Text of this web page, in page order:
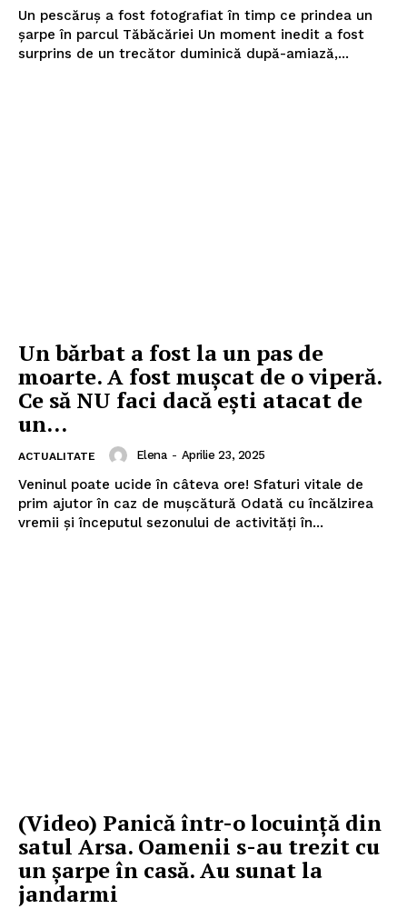
Un pescăruș a fost fotografiat în timp ce prindea un
șarpe în parcul Tăbăcăriei Un moment inedit a fost
surprins de un trecător duminică după-amiază,...
Un bărbat a fost la un pas de
moarte. A fost mușcat de o viperă.
Ce să NU faci dacă ești atacat de
un...
ACTUALITATE Elena - Aprilie 23, 2025
Veninul poate ucide în câteva ore! Sfaturi vitale de
prim ajutor în caz de mușcătură Odată cu încălzirea
vremii și începutul sezonului de activități în...
(Video) Panică într-o locuință din
satul Arsa. Oamenii s-au trezit cu
un șarpe în casă. Au sunat la
jandarmi